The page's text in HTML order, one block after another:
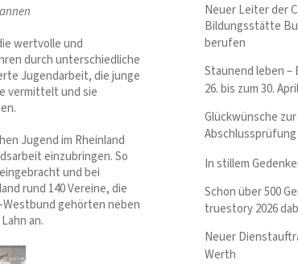
wertvolle und
durch unterschiedliche
Jugendarbeit, die junge
vermittelt und sie
Jugend im Rheinland
einzubringen. So
und bei
rund 140 Vereine, die
gehörten neben
an.
Neuer Leiter der
Bildungsstätte
berufen
Staunend leben –
26. bis zum 30. April
Glückwünsche
Abschlussprüfung
In stillem
Schon über 500
truestory 2026
Neuer
Werth